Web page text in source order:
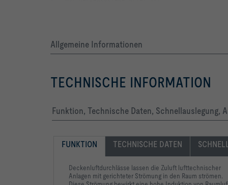
Allgemeine Informationen
TECHNISCHE INFORMATION
Funktion, Technische Daten,
FUNKTION TECHNISCHE DATEN
Deckenluftdurchlässe lassen die Zuluft lufttechnischer
Anlagen mit gerichteter Strömung in den Raum strömen.